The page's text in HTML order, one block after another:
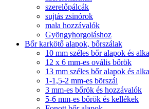
szerelőpálcák
sujtás zsinórok
mala hozzávalók
Gyöngyhorgoláshoz
Bőr karkötő alapok, bőrszálak
10 mm széles bőr alapok és
12 x 6 mm-es ovális bőrök
13 mm széles bőr alapok és
1-1,5-2 mm-es bõrszál
3 mm-es bőrök és hozzávalók
5-6 mm-es bőrök és kellékek